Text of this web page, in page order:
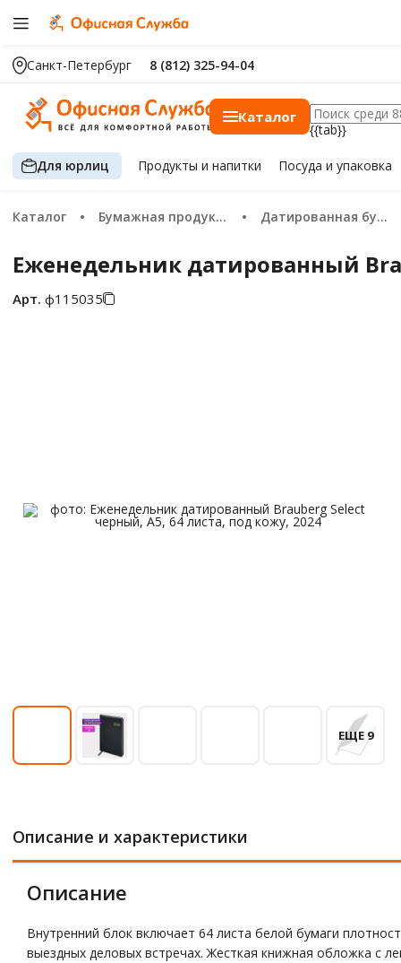
Санкт-Петербург 8 (812) 325-94-04
Каталог
{{tab}}
Для юрлиц Продуктыи напитки Посуда и упаковка
Каталог Бумажная продукция Датированная бумажная продукция 2026
Еженедельник датированный
Арт. ф115035
ЕЩЕ 9
Описание и характеристики
Описание
Внутренний блок включает 64 листа белой бумаги
выездных деловых встречах. Жесткая книжная обложка с